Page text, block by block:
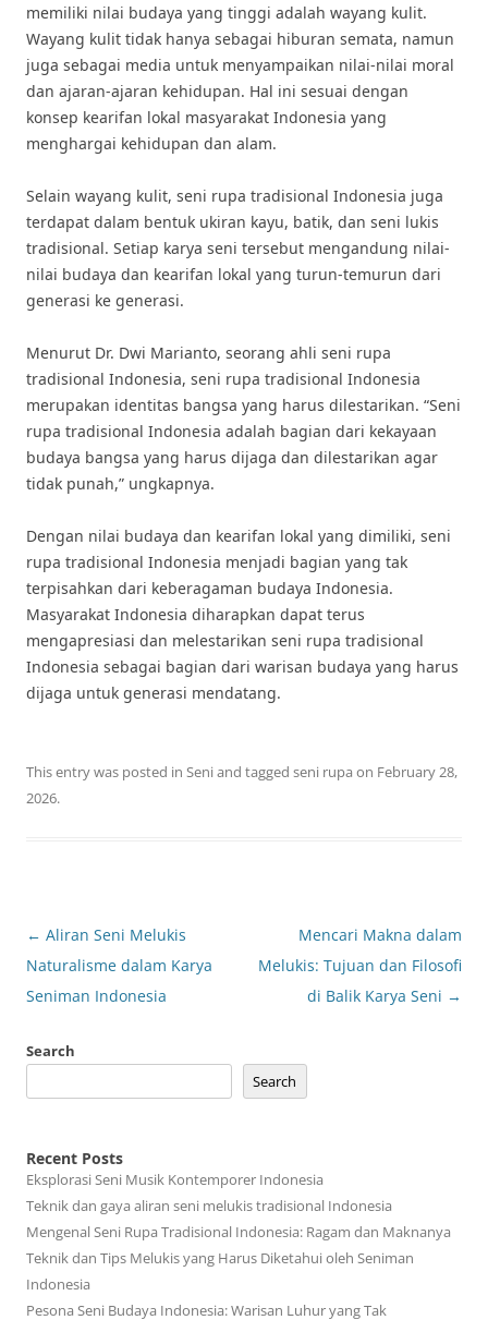
memiliki nilai budaya yang tinggi adalah wayang kulit.
Wayang kulit tidak hanya sebagai hiburan semata, namun
juga sebagai media untuk menyampaikan nilai-nilai moral
dan ajaran-ajaran kehidupan. Hal ini sesuai dengan
konsep kearifan lokal masyarakat Indonesia yang
menghargai kehidupan dan alam.
Selain wayang kulit, seni rupa tradisional Indonesia juga
terdapat dalam bentuk ukiran kayu, batik, dan seni lukis
tradisional. Setiap karya seni tersebut mengandung nilai-
nilai budaya dan kearifan lokal yang turun-temurun dari
generasi ke generasi.
Menurut Dr. Dwi Marianto, seorang ahli seni rupa
tradisional Indonesia, seni rupa tradisional Indonesia
merupakan identitas bangsa yang harus dilestarikan. “Seni
rupa tradisional Indonesia adalah bagian dari kekayaan
budaya bangsa yang harus dijaga dan dilestarikan agar
tidak punah,” ungkapnya.
Dengan nilai budaya dan kearifan lokal yang dimiliki, seni
rupa tradisional Indonesia menjadi bagian yang tak
terpisahkan dari keberagaman budaya Indonesia.
Masyarakat Indonesia diharapkan dapat terus
mengapresiasi dan melestarikan seni rupa tradisional
Indonesia sebagai bagian dari warisan budaya yang harus
dijaga untuk generasi mendatang.
This entry was posted in Seniand tagged seni rupa on February 28,
2026.
Post
navigation
← Aliran Seni Melukis
Naturalisme dalam Karya
Seniman Indonesia
Mencari Makna dalam
Melukis: Tujuan dan Filosofi
di Balik Karya Seni →
Search
Search
Recent Posts
Eksplorasi Seni Musik Kontemporer Indonesia
Teknik dan gaya aliran seni melukis tradisional Indonesia
Mengenal Seni Rupa Tradisional Indonesia: Ragam dan Maknanya
Teknik dan Tips Melukis yang Harus Diketahui oleh Seniman
Indonesia
Pesona Seni Budaya Indonesia: Warisan Luhur yang Tak